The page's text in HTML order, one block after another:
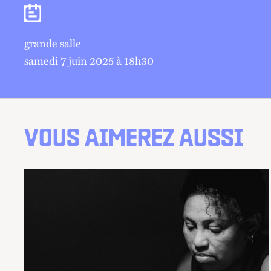
Séances
grande salle
samedi 7 juin 2025 à 18h30
VOUS AIMEREZ AUSSI